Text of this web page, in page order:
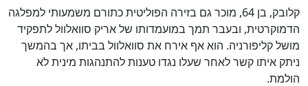
קלובק, בן 64, מוכר גם בזירה הפוליטית כתורם משמעותי למפלגה
הדמוקרטית, ובעבר תמך במועמדותו של אריק סוואלוול לתפקיד
מושל קליפורניה. הוא אף אירח את סוואלוול בביתו, אך בהמשך
ניתק איתו קשר לאחר שעלו נגדו טענות להתנהגות מינית לא
הולמת.